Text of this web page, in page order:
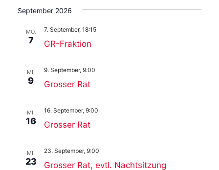
Sie
das
aus.
September 2026
MO.
7 GR-Fraktion
7. September, 18:15
MI.
9 Grosser Rat
9. September, 9:00
MI.
16 Grosser Rat
16. September, 9:00
MI.
23 Grosser Rat, evtl. Nachtsitzung
23. September, 9:00